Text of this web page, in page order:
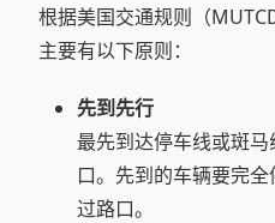
根据美国交通规则（
主要有以下原则：
先到先行
最先到达停车线或斑
口。先到的车辆要完
过路口。